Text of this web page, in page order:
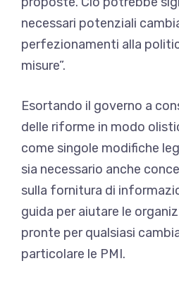
necessari potenziali
perfezionamenti alla
misure”.
Esortando il governo a
delle riforme in modo
come singole modifiche
sia necessario anche
sulla fornitura di
guida per aiutare le
pronte per qualsiasi
particolare le PMI.